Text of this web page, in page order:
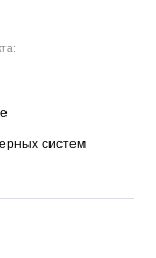
систем